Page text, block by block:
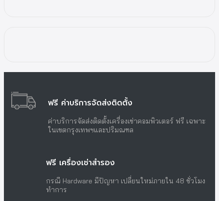
ฟรี ค่าบริการจัดส่งติดตั้ง
ค่าบริการจัดส่งติดตั้งเครื่องเช่าคอมพิวเตอร์ ฟรี เฉพาะ
ในเขตกรุงเทพฯและปริมณฑล
ฟรี เครื่องเช่าสำรอง
กรณี Hardware มีปัญหา เปลี่ยนใหม่ภายใน 48 ชั่วโมง
ทำการ